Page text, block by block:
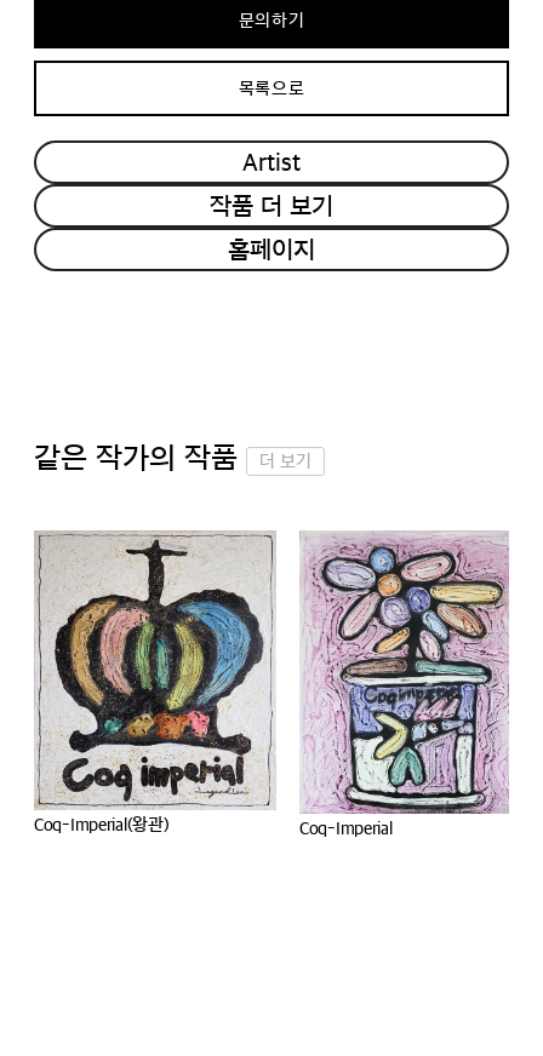
문의하기
목록으로
Artist
작품 더 보기
홈페이지
같은 작가의 작품 더 보기
Coq-Imperial